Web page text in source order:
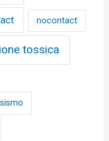
nocontact
tossica